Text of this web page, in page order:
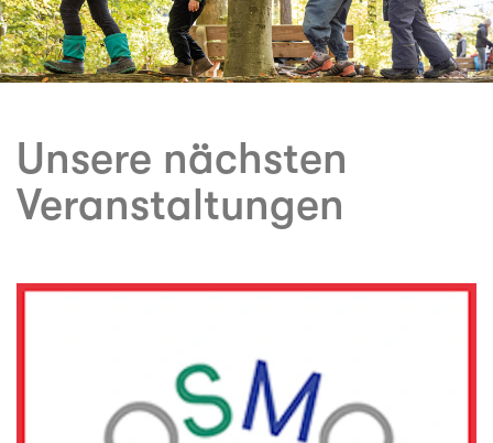
Unsere nächsten
Veranstaltungen